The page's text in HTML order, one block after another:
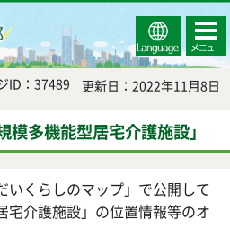
Select
Language
コンテ
ンツメ
ニュー
ID：37489 更新日：2022年11月8日
多機能型居宅介護施設」
いくらしのマップ」で公開して
宅介護施設」の位置情報等のオ